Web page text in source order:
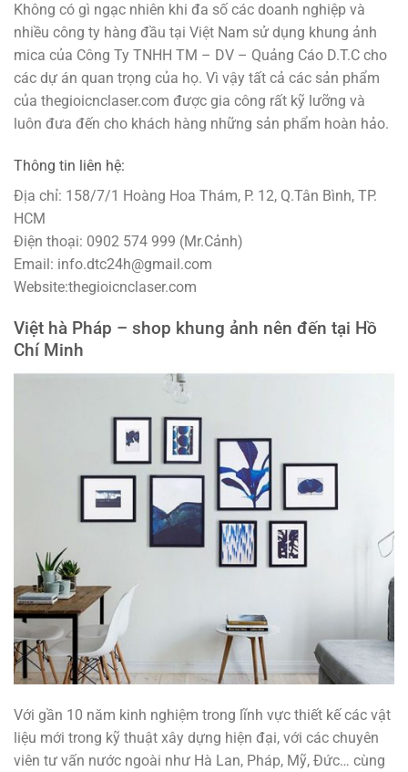
Không có gì ngạc nhiên khi đa số các doanh nghiệp và
nhiều công ty hàng đầu tại Việt Nam sử dụng khung ảnh
mica của Công Ty TNHH TM – DV – Quảng Cáo D.T.C cho
các dự án quan trọng của họ. Vì vậy tất cả các sản phẩm
của thegioicnclaser.com được gia công rất kỹ lưỡng và
luôn đưa đến cho khách hàng những sản phẩm hoàn hảo.
Thông tin liên hệ:
Địa chỉ: 158/7/1 Hoàng Hoa Thám, P. 12, Q.Tân Bình, TP.
HCM
Điện thoại: 0902 574 999 (Mr.Cảnh)
Email: info.dtc24h@gmail.com
Website:thegioicnclaser.com
Việt hà Pháp – shop khung ảnh nên đến tại Hồ
Chí Minh
Với gần 10 năm kinh nghiệm trong lĩnh vực thiết kế các vật
liệu mới trong kỹ thuật xây dựng hiện đại, với các chuyên
viên tư vấn nước ngoài như Hà Lan, Pháp, Mỹ, Đức… cùng